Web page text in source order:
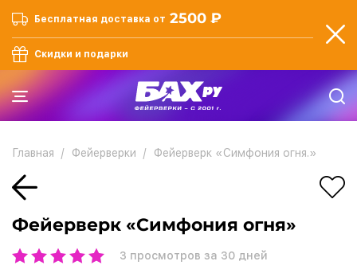
Бесплатная доставка от 2500 ₽
Скидки и подарки
Главная Фейерверки Фейерверк «Симфония огня.»
Фейерверк «Симфония огня»
3 просмотров за 30 дней